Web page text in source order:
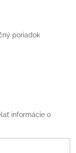
poriadok
informácie o